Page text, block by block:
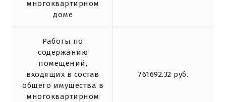
многоквартирном
доме
Работы по
содержанию
помещений,
входящих в состав
общего имущества в
многоквартирном
761692.32 руб.